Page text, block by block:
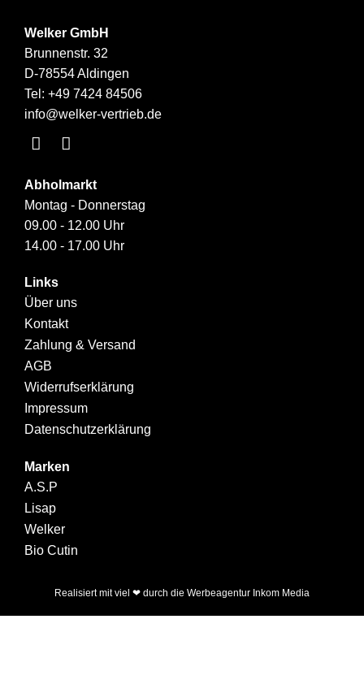
Welker GmbH
Brunnenstr. 32
D-78554 Aldingen
Tel: +49 7424 84506
info@welker-vertrieb.de
Abholmarkt
Montag - Donnerstag
09.00 - 12.00 Uhr
14.00 - 17.00 Uhr
Links
Über uns
Kontakt
Zahlung & Versand
AGB
Widerrufserklärung
Impressum
Datenschutzerklärung
Marken
A.S.P
Lisap
Welker
Bio Cutin
Realisiert mit viel ❤ durch die Werbeagentur Inkom Media